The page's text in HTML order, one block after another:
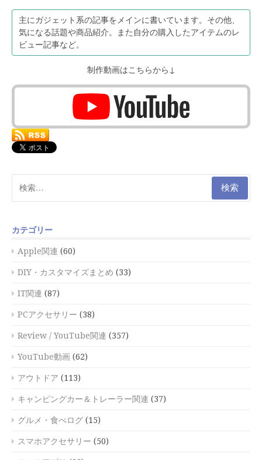
主にガジェット系の記事をメインに書いています。その他、
気になる話題や商品紹介。また自分の購入したアイテムのレ
ビュー記事など。
制作動画はこちらから↓
索:
カテゴリー
Apple関連 (60)
DIY・カスタマイズまとめ (33)
IT関連 (87)
PCアクセサリー (38)
Review / YouTube関連 (357)
YouTube動画 (62)
アウトドア (113)
キャンピングカー＆トレーラー関連 (37)
グルメ・食べログ (15)
スマホアクセサリー (50)